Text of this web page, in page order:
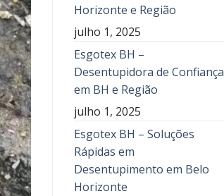
Horizonte e Região
julho 1, 2025
Esgotex BH –
Desentupidora de Confiança
em BH e Região
julho 1, 2025
Esgotex BH – Soluções
Rápidas em
Desentupimento em Belo
Horizonte